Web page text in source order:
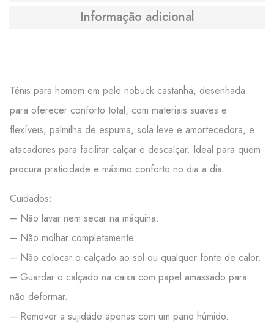
Informação adicional
Ténis para homem em pele nobuck castanha, desenhada
para oferecer conforto total, com materiais suaves e
flexíveis, palmilha de espuma, sola leve e amortecedora, e
atacadores para facilitar calçar e descalçar. Ideal para quem
procura praticidade e máximo conforto no dia a dia.
Cuidados:
– Não lavar nem secar na máquina.
– Não molhar completamente.
– Não colocar o calçado ao sol ou qualquer fonte de calor.
– Guardar o calçado na caixa com papel amassado para
não deformar.
– Remover a sujidade apenas com um pano húmido.